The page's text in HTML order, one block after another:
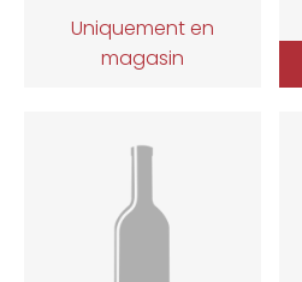
Uniquement en
magasin